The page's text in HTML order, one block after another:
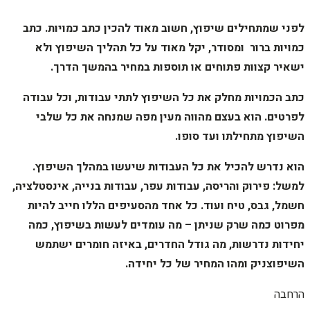
לפני שמתחילים שיפוץ, חשוב מאוד להכין כתב כמויות. כתב
כמויות ברור ומסודר, יקל מאוד על כל תהליך השיפוץ ולא
ישאיר קצוות פתוחים או תוספות במחיר בהמשך הדרך.
כתב הכמויות מחלק את כל השיפוץ לתתי עבודות, וכל עבודה
לפרטים. הוא בעצם מהווה מעין מפה שמנחה את כל שלבי
השיפוץ מתחילתו ועד סופו.
הוא נדרש להכיל את כל העבודות שיעשו במהלך השיפוץ.
למשל: פירוק והריסה, עבודות עפר, עבודות בנייה, אינסטלציה,
חשמל, גבס, טיח ועוד. כל אחד מהסעיפים הללו חייב להיות
מפרוט כמה שרק שניתן – מה עומדים לעשות בשיפוץ, כמה
יחידות נדרשות, מה גודל החדרים, באיזה חומרים ישתמש
השיפוצניק ומהו המחיר של כל יחידה.
הרחבה